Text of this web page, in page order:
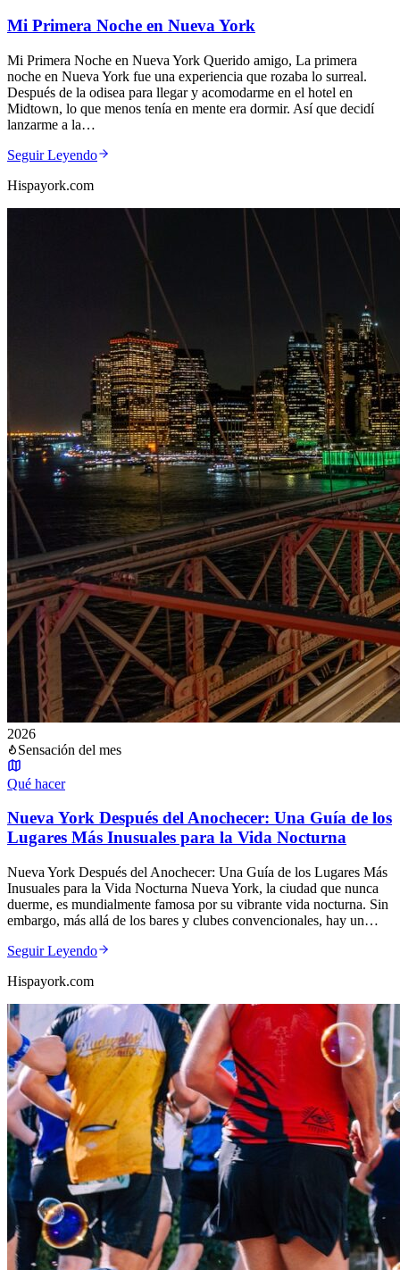
Mi Primera Noche en Nueva York
Mi Primera Noche en Nueva York Querido amigo, La primera
noche en Nueva York fue una experiencia que rozaba lo surreal.
Después de la odisea para llegar y acomodarme en el hotel en
Midtown, lo que menos tenía en mente era dormir. Así que decidí
lanzarme a la…
Seguir Leyendo
Hispayork.com
2026
Sensación del mes
Qué hacer
Nueva York Después del Anochecer: Una Guía de los
Lugares Más Inusuales para la Vida Nocturna
Nueva York Después del Anochecer: Una Guía de los Lugares Más
Inusuales para la Vida Nocturna Nueva York, la ciudad que nunca
duerme, es mundialmente famosa por su vibrante vida nocturna. Sin
embargo, más allá de los bares y clubes convencionales, hay un…
Seguir Leyendo
Hispayork.com